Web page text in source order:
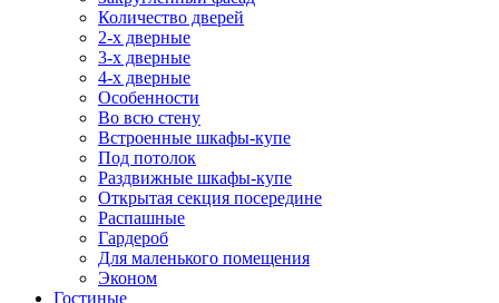
Количество дверей
2-х дверные
3-х дверные
4-х дверные
Особенности
Во всю стену
Встроенные шкафы-купе
Под потолок
Раздвижные шкафы-купе
Открытая секция посередине
Распашные
Гардероб
Для маленького помещения
Эконом
Гостиные